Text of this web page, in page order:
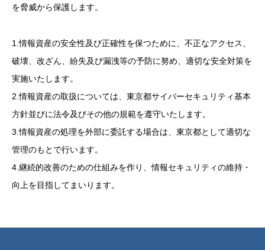
を脅威から保護します。
1.情報資産の安全性及び正確性を保つために、不正なアクセス、
破壊、改ざん、紛失及び漏洩等の予防に努め、適切な安全対策を
実施いたします。
2.情報資産の取扱については、東京都サイバーセキュリティ基本
方針並びに法令及びその他の規範を遵守いたします。
3.情報資産の処理を外部に委託する場合は、東京都として適切な
管理のもとで行います。
4.継続的改善のための仕組みを作り、情報セキュリティの維持・
向上を目指してまいります。